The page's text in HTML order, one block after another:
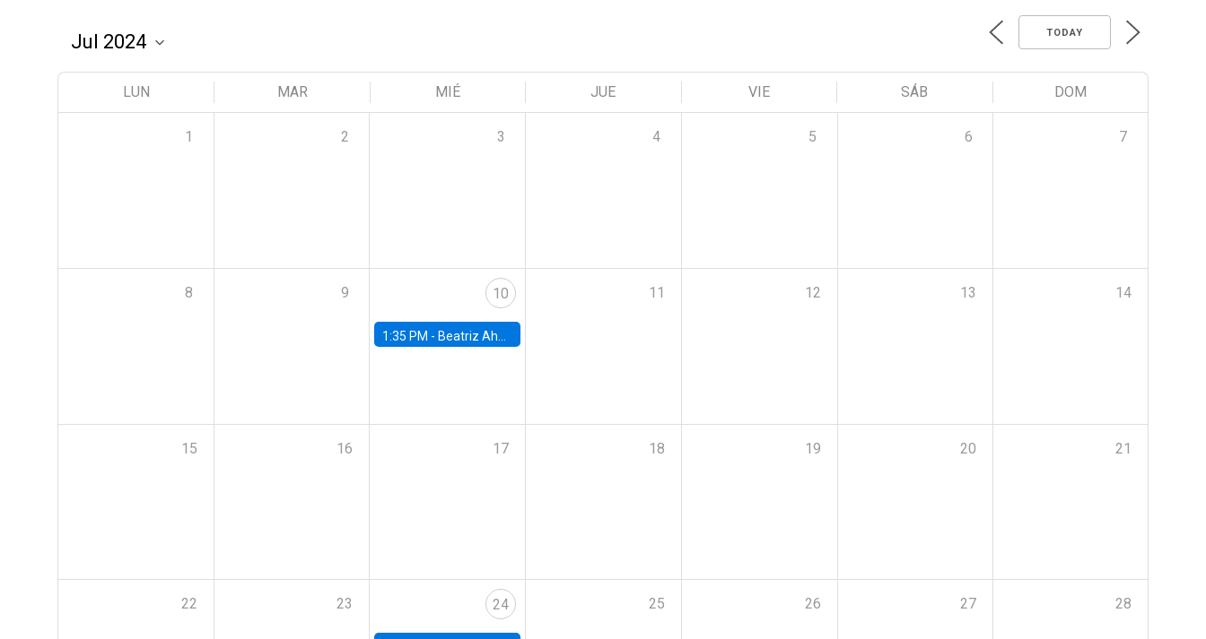
TODAY
LUN MAR MIÉ JUE VIE SÁB DOM
1 2 3 4 5 6 7
8 9 10
1:35 PM - Beatriz Ahumada, PhD candidate, Universidad de Pittsburgh
11 12 13 14
15 16 17 18 19 20 21
22 23 24 25 26 27 28